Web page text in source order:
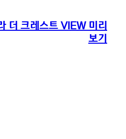
더 크레스트 VIEW 미리
보기